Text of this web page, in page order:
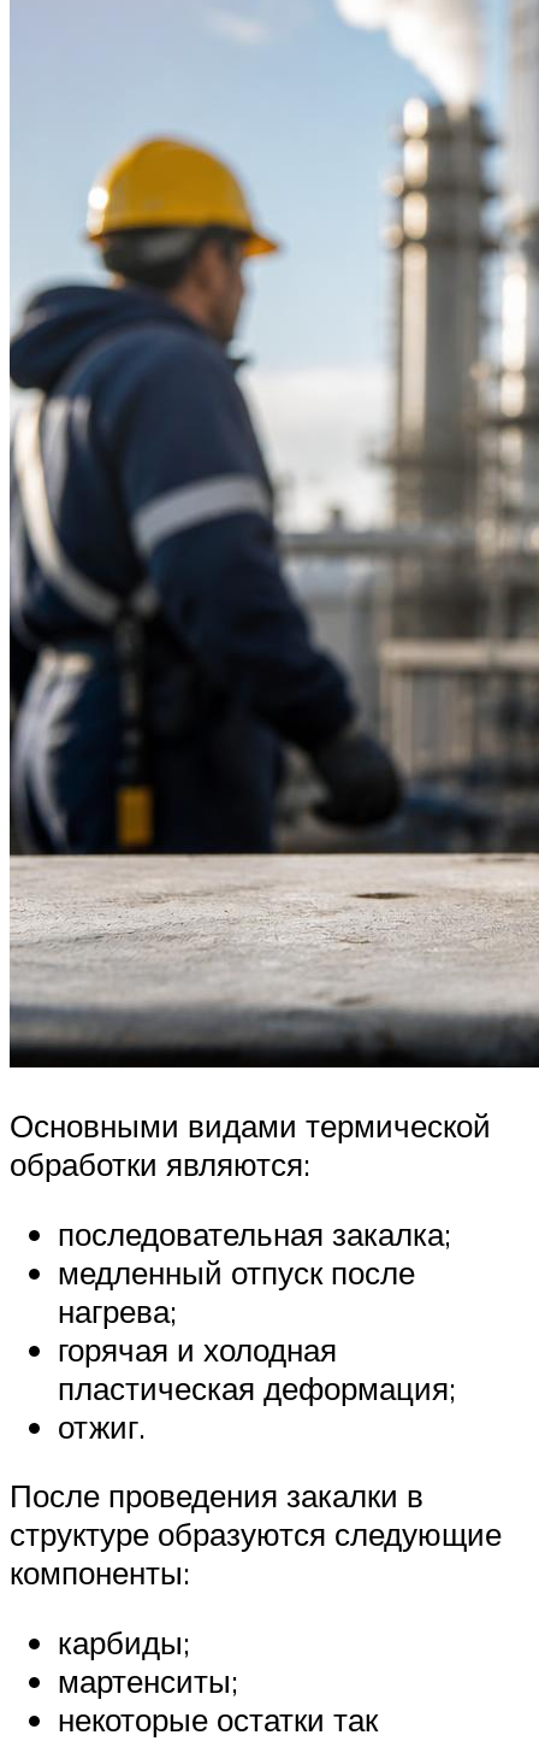
Основными видами термической
обработки являются:
последовательная закалка;
медленный отпуск после
нагрева;
горячая и холодная
пластическая деформация;
отжиг.
После проведения закалки в
структуре образуются следующие
компоненты:
карбиды;
мартенситы;
некоторые остатки так